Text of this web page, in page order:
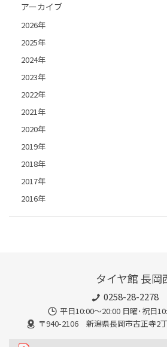
アーカイブ
2026年
2025年
2024年
2023年
2022年
2021年
2020年
2019年
2018年
2017年
2016年
タイヤ館 長岡
0258-28-2278
平日10:00～20:00 日曜･祝日
〒940-2106 新潟県長岡市古正寺2